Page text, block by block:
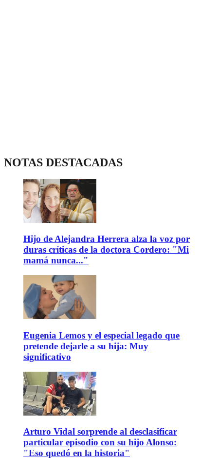
NOTAS DESTACADAS
Hijo de Alejandra Herrera alza la voz por
duras críticas de la doctora Cordero: "Mi
mamá nunca..."
Eugenia Lemos y el especial legado que
pretende dejarle a su hija: Muy
significativo
Arturo Vidal sorprende al desclasificar
particular episodio con su hijo Alonso:
"Eso quedó en la historia"